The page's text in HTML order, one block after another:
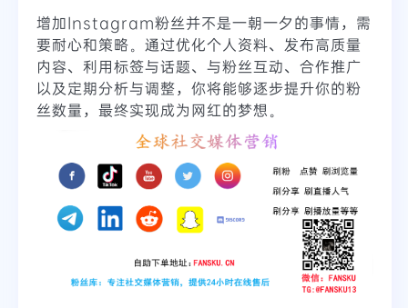
增加Instagram粉丝并不是一朝一夕的事情，需
要耐心和策略。通过优化个人资料、发布高质量
内容、利用标签与话题、与粉丝互动、合作推广
以及定期分析与调整，你将能够逐步提升你的粉
丝数量，最终实现成为网红的梦想。